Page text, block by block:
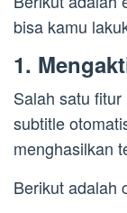
bisa kamu
1.
Salah satu
subtitle
menghasilkan
Berikut adalah